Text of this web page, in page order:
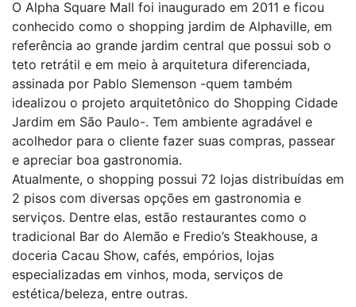
O Alpha Square Mall foi inaugurado em 2011 e ficou
conhecido como o shopping jardim de Alphaville, em
referência ao grande jardim central que possui sob o
teto retrátil e em meio à arquitetura diferenciada,
assinada por Pablo Slemenson -quem também
idealizou o projeto arquitetônico do Shopping Cidade
Jardim em São Paulo-. Tem ambiente agradável e
acolhedor para o cliente fazer suas compras, passear
e apreciar boa gastronomia.
Atualmente, o shopping possui 72 lojas distribuídas em
2 pisos com diversas opções em gastronomia e
serviços. Dentre elas, estão restaurantes como o
tradicional Bar do Alemão e Fredio’s Steakhouse, a
doceria Cacau Show, cafés, empórios, lojas
especializadas em vinhos, moda, serviços de
estética/beleza, entre outras.